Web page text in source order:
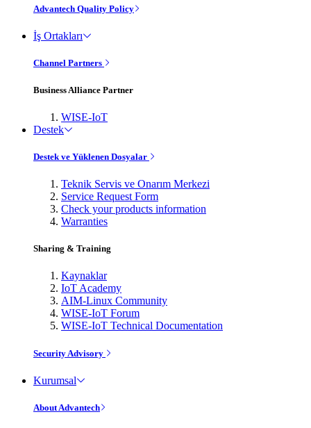
Advantech Quality Policy
İş Ortakları
Channel Partners
Business Alliance Partner
WISE-IoT
Destek
Destek ve Yüklenen Dosyalar
Teknik Servis ve Onarım Merkezi
Service Request Form
Check your products information
Warranties
Sharing & Training
Kaynaklar
IoT Academy
AIM-Linux Community
WISE-IoT Forum
WISE-IoT Technical Documentation
Security Advisory
Kurumsal
About Advantech